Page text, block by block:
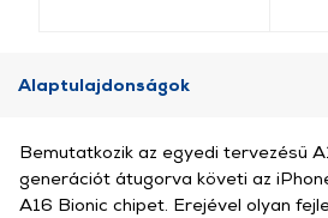
Alaptulajdonságok
Bemutatkozik az egyedi tervezésű
generációt átugorva követi az
A16 Bionic chipet. Erejével olyan